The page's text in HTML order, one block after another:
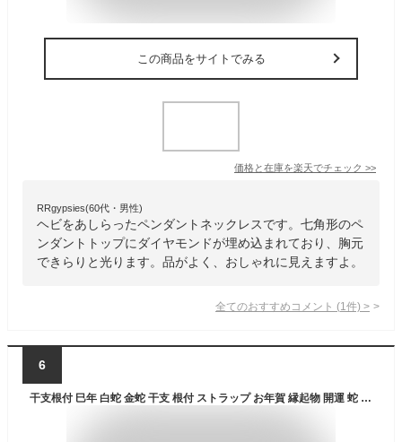
この商品をサイトでみる
価格と在庫を楽天でチェック >>
RRgypsies(60代・男性)
ヘビをあしらったペンダントネックレスです。七角形のペ
ンダントトップにダイヤモンドが埋め込まれており、胸元
できらりと光ります。品がよく、おしゃれに見えますよ。
全てのおすすめコメント (1 件) >
6
干支根付 巳年 白蛇 金蛇 干支 根付 ストラップ お年賀 縁起物 開運 蛇 2025年 根付け